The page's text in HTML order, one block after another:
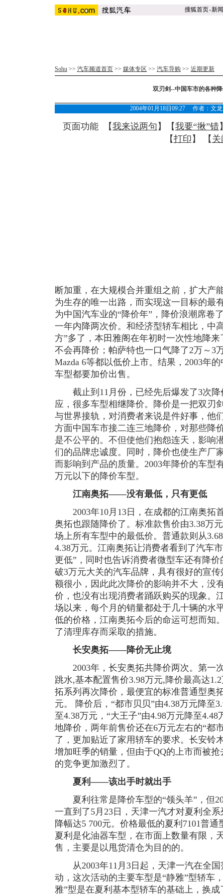
搜狐首页-新闻
Sohu >> 汽车频道首页 >> 媒体专区 >> 汽车导购 >> 近期更新
双刃剑--中国车市的各种
2004年01月18日09:27 作者：文
页面功能 【我来说两句 】【我要“揪”错
【打印 】 【 关
断加重，在大规模合并重组之前，扩大产
为生存的唯一出路，而实现这一目标的最
为中国汽车业的“降价年”，降价浪潮席卷
一年内降两次价。和经济型轿车相比，中
方”多了，本田雅阁在年初时一次性地降
不会再降价；帕萨特也一口气降了2万～3
Mazda 6等都以低价上市。结果，2003年
车型都要加价出售。
截止到11月份，已经先后爆发了3次降
应，很多车型相继降价。降价是一把双刃
与世界接轨，对消费者来说是件好事，他
方面中国车市接二连三地降价，对那些降
是不公平的。不但使他们抱怨连天，影响
们的品牌忠诚度。同时，降价也使生产厂
而影响到产品的质量。2003年降价的车型
万元以下的降价车型。
江南奥拓——没有最低，只有更低
2003年10月13日，在成都的江南奥拓
奥拓也跟随降价了。标准款售价由3.38万
场上所有车型中的最低价。普通款则从
4.38万元。江南奥拓让消费者看到了汽车
更低”，同时也告诉消费者微型车还有降
破3万元大关的汽车品牌，具有很好的宣
额很小，因此此次降价的影响并不大，没
价，也没有出现消费者踊跃购买的现象。
场以来，每个月的销量都处于几十辆的水
低的价格，江南奥拓今后的命运可想而知
了清理库存而采取的措施。
长安奥拓——降价无止境
2003年，长安奥拓共降价两次。第一
跳水,基本配置售价3.98万元,降价最高达
拓系列再次降价，最便宜的标准普通型奥
元。 降价后，“都市贝贝”由4.38万元降至
至4.38万元，“大王子”由4.98万元降至
地降价，两年前售价还在6万元左右的“都
了，更加贴近了家用轿车的要求。长安铃
增加旺季的销量，但由于QQ的上市而被
的竞争更加激烈了。
夏利——该出手时就出手
夏利往常是降价车型的“领头羊”，但
一直到了5月23日，天津一汽才对夏利全
降幅达5 700元。价格最低的夏利7101普
夏利是化油器车型，在市面上数量有限，
售，主要是以甩货清仓为目的的。
从2003年11月3日起，天津一汽在全国
动，这次活动的主要车型是“静雅”型轿车
雅”型是在夏利基本型轿车的基础上，换